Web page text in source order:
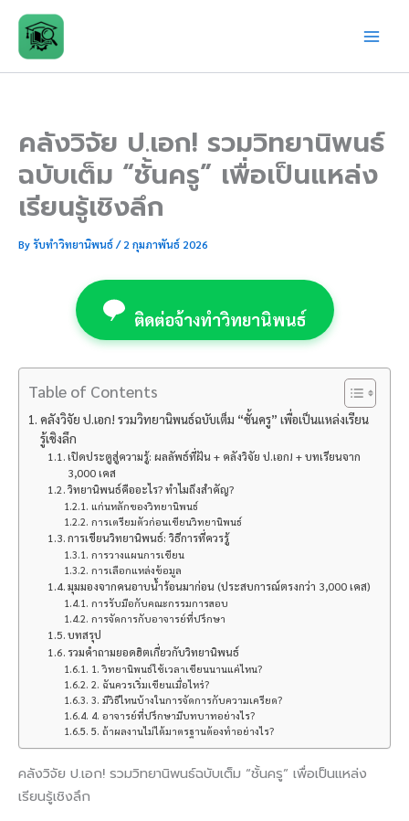
content
คลังวิจัย ป.เอก! รวมวิทยานิพนธ์
ฉบับเต็ม “ชั้นครู” เพื่อเป็นแหล่ง
เรียนรู้เชิงลึก
Byรับทำวิทยานิพนธ์/2 กุมภาพันธ์ 2026
ติดต่อจ้างทำวิทยานิพนธ์
Table of Contents
คลังวิจัย ป.เอก! รวมวิทยานิพนธ์ฉบับเต็ม “ชั้นครู” เพื่อเป็นแหล่งเรียน
รู้เชิงลึก
เปิดประตูสู่ความรู้: ผลลัพธ์ที่ฝัน + คลังวิจัย ป.เอก! + บทเรียนจาก
3,000 เคส
วิทยานิพนธ์คืออะไร? ทำไมถึงสำคัญ?
แก่นหลักของวิทยานิพนธ์
การเตรียมตัวก่อนเขียนวิทยานิพนธ์
การเขียนวิทยานิพนธ์: วิธีการที่ควรรู้
การวางแผนการเขียน
การเลือกแหล่งข้อมูล
มุมมองจากคนอาบน้ำร้อนมาก่อน (ประสบการณ์ตรงกว่า 3,000 เคส)
การรับมือกับคณะกรรมการสอบ
การจัดการกับอาจารย์ที่ปรึกษา
บทสรุป
รวมคำถามยอดฮิตเกี่ยวกับวิทยานิพนธ์
1. วิทยานิพนธ์ใช้เวลาเขียนนานแค่ไหน?
2. ฉันควรเริ่มเขียนเมื่อไหร่?
3. มีวิธีไหนบ้างในการจัดการกับความเครียด?
4. อาจารย์ที่ปรึกษามีบทบาทอย่างไร?
5. ถ้าผลงานไม่ได้มาตรฐานต้องทำอย่างไร?
คลังวิจัย ป.เอก! รวมวิทยานิพนธ์ฉบับเต็ม “ชั้นครู” เพื่อเป็นแหล่ง
เรียนรู้เชิงลึก